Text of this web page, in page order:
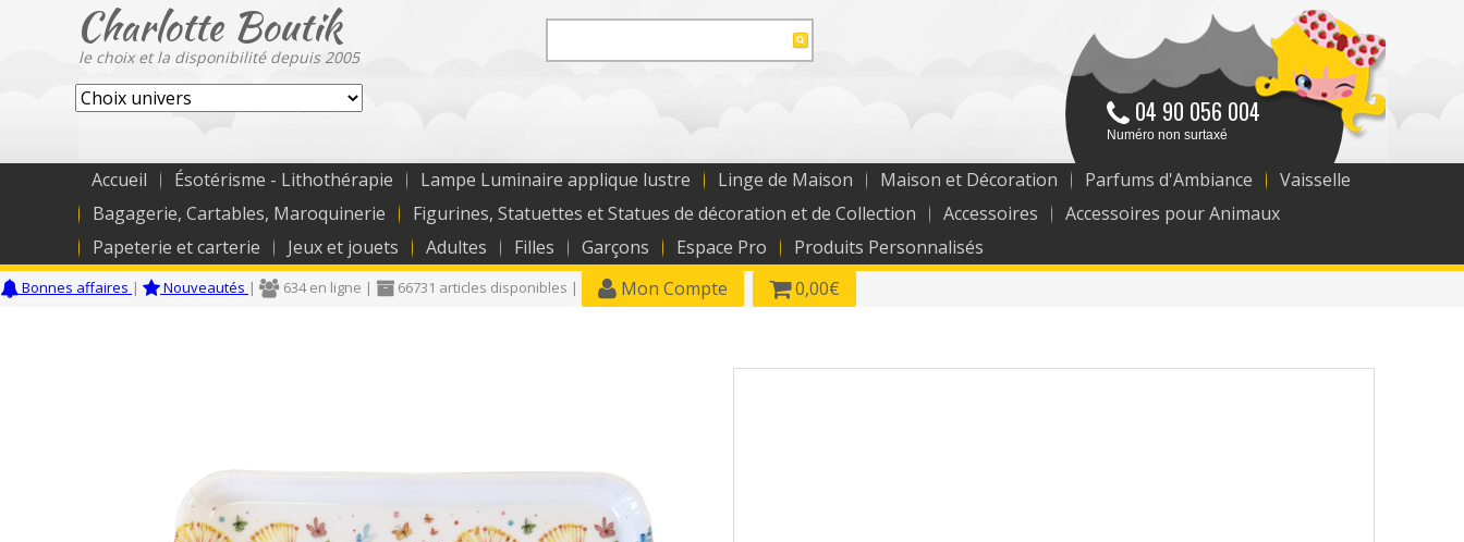
04 90 056 004
Numéro non surtaxé
Charlotte Boutik
le choix et la disponibilité depuis 2005
Accueil Ésotérisme - Lithothérapie Lampe Luminaire applique lustre Linge de Maison Maison et Décoration Parfums d'Ambiance
Vaisselle
Bagagerie, Cartables, Maroquinerie
Figurines, Statuettes et Statues de décoration et de Collection Accessoires
Accessoires pour Animaux
Papeterie et carterie
Jeux et jouets Adultes Filles Garçons Espace Pro Produits Personnalisés
Bonnes affaires | Nouveautés | 634 en ligne | 66731 articles disponibles | Mon Compte 0,00€